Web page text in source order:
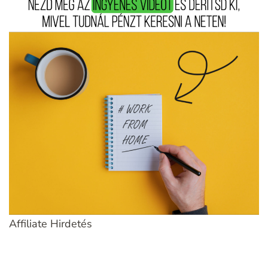
Affiliate Hirdetés